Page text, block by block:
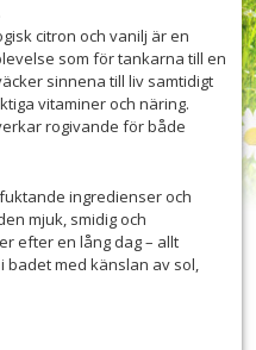
citron och vanilj är en
som för tankarna till en
sinnena till liv samtidigt
vitaminer och näring.
rogivande för både
ingredienser och
mjuk, smidig och
efter en lång dag – allt
badet med känslan av sol,